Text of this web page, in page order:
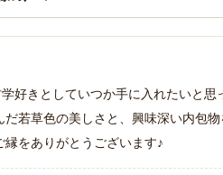
好きとしていつか手に入れたいと思
若草色の美しさと、興味深い内包物
をありがとうございます♪